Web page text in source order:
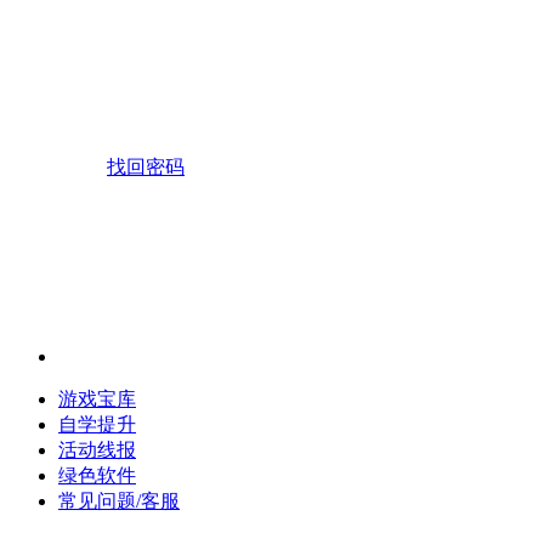
找回密码
游戏宝库
自学提升
活动线报
绿色软件
常见问题/客服